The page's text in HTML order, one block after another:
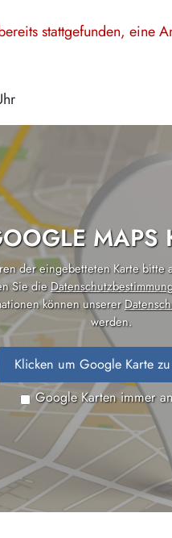
stattgefunden, eine
MAPS
der eingebetteten Karte bitte
Sie die
können unserer
werden.
Klicken um Google Karte
Google Karten immer